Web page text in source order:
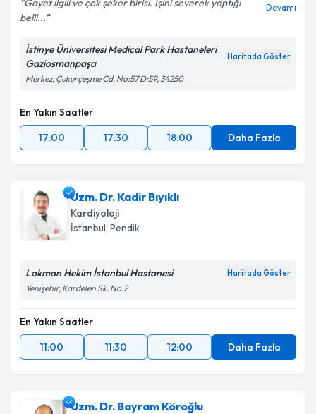
Gayet ilgili ve çok şeker birisi. İşini severek yaptığı
belli...
Devamı
İstinye Üniversitesi Medical Park Hastaneleri
Gaziosmanpaşa
Haritada Göster
Merkez, Çukurçeşme Cd. No:57 D:59, 34250
En Yakın Saatler
17:00
17:30 18:00 Daha Fazla
Uzm. Dr. Kadir Bıyıklı
Kardiyoloji
İstanbul, Pendik
Lokman Hekim İstanbul Hastanesi Haritada Göster
Yenişehir, Kardelen Sk. No:2
En Yakın Saatler
11:00
11:30 12:00 Daha Fazla
Uzm. Dr. Bayram Köroğlu